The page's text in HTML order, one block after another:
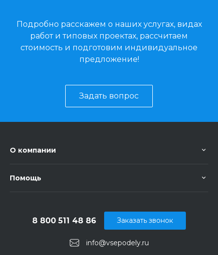
Подробно расскажем о наших услугах, видах
работ и типовых проектах, рассчитаем
стоимость и подготовим индивидуальное
предложение!
Задать вопрос
О компании
Помощь
info@vsepodely.ru
8 800 511 48 86 Заказать звонок